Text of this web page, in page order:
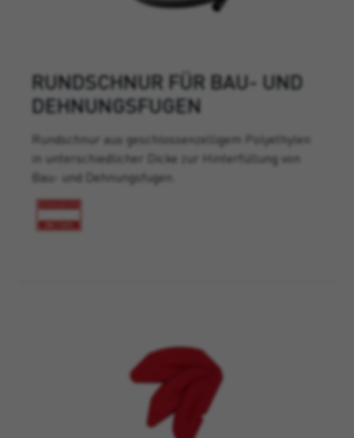
RUNDSCHNUR FÜR BAU- UND
DEHNUNGSFUGEN
Rundschnur aus geschlossenzelligem Polyethylen
in unterschiedlicher Dicke zur Hinterfüllung von
Bau- und Dehnungsfugen.